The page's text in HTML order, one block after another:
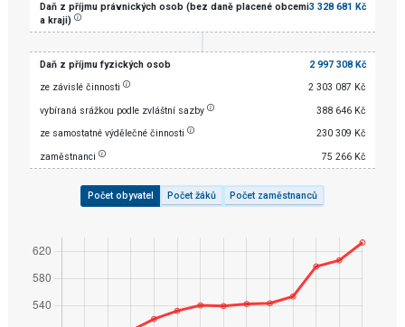
Daň z příjmu právnických osob (bez daně placené obcemi
a kraji)
3 328 681 Kč
Daň z příjmu fyzických osob
2 997 308 Kč
ze závislé činnosti
2 303 087 Kč
vybíraná srážkou podle zvláštní sazby
388 646 Kč
ze samostatné výdělečné činnosti
230 309 Kč
zaměstnanci
75 266 Kč
Počet obyvatel Počet žáků Počet zaměstnanců